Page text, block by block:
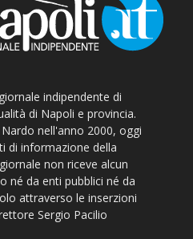
indipendente di
di Napoli e provincia.
nell'anno 2000, oggi
di informazione della
non riceve alcun
né da enti pubblici né da
attraverso le inserzioni
Sergio Pacilio